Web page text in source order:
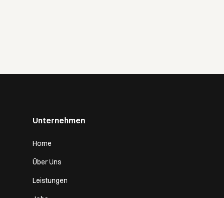
Unternehmen
Home
Über Uns
Leistungen